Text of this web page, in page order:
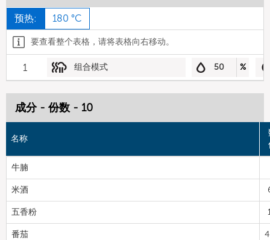
预热: 180 °C
要查看整个表格，请将表格向右移动。
1 组合模式 50 %
成分 - 份数 - 10
名称
牛腩
米酒
五香粉
番茄